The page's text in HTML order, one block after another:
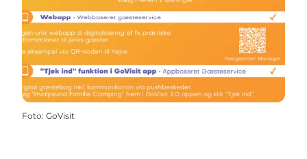
Foto: GoVisit